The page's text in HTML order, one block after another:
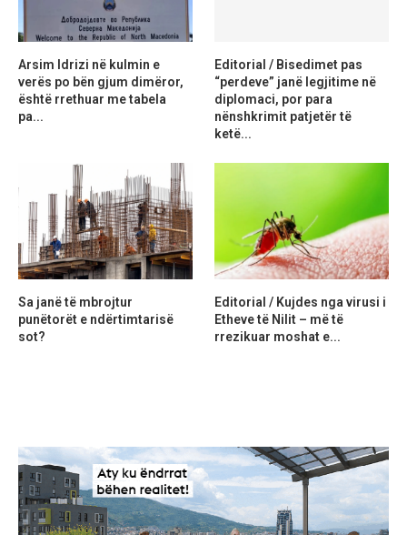
Arsim Idrizi në kulmin e
verës po bën gjum dimëror,
është rrethuar me tabela
pa...
Editorial / Bisedimet pas
“perdeve” janë legjitime në
diplomaci, por para
nënshkrimit patjetër të
ketë...
Sa janë të mbrojtur
punëtorët e ndërtimtarisë
sot?
Editorial / Kujdes nga virusi i
Etheve të Nilit – më të
rrezikuar moshat e...